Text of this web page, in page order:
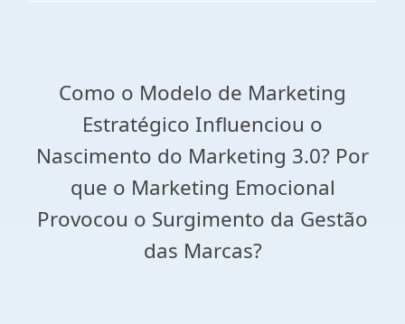
Como o Modelo de Marketing
Estratégico Influenciou o
Nascimento do Marketing 3.0? Por
que o Marketing Emocional
Provocou o Surgimento da Gestão
das Marcas?